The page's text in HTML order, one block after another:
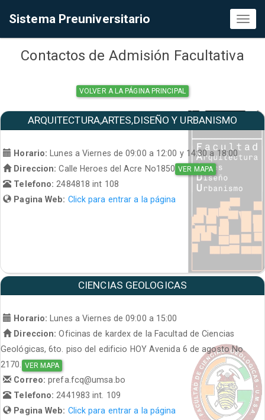
Sistema Preuniversitario
Contactos de Admisión Facultativa
VOLVER A LA PÁGINA PRINCIPAL
ARQUITECTURA,ARTES,DISEÑO Y URBANISMO
Horario:
Lunes a Viernes de 09:00 a 12:00 y 14:30 a 18:00
Direccion: Calle Heroes del Acre No1850 VER MAPA
Telefono: 2484818 int 108
Pagina Web: Click para entrar a la página
CIENCIAS GEOLOGICAS
Horario: Lunes a Viernes de 09:00 a 15:00
Direccion: Oficinas de kardex de la Facultad de Ciencias
Geológicas, 6to. piso del edificio HOY Avenida 6 de agosto No.
2170. VER MAPA
Correo:prefa.fcq@umsa.bo
Telefono:2441983 int. 109
Pagina Web: Click para entrar a la página